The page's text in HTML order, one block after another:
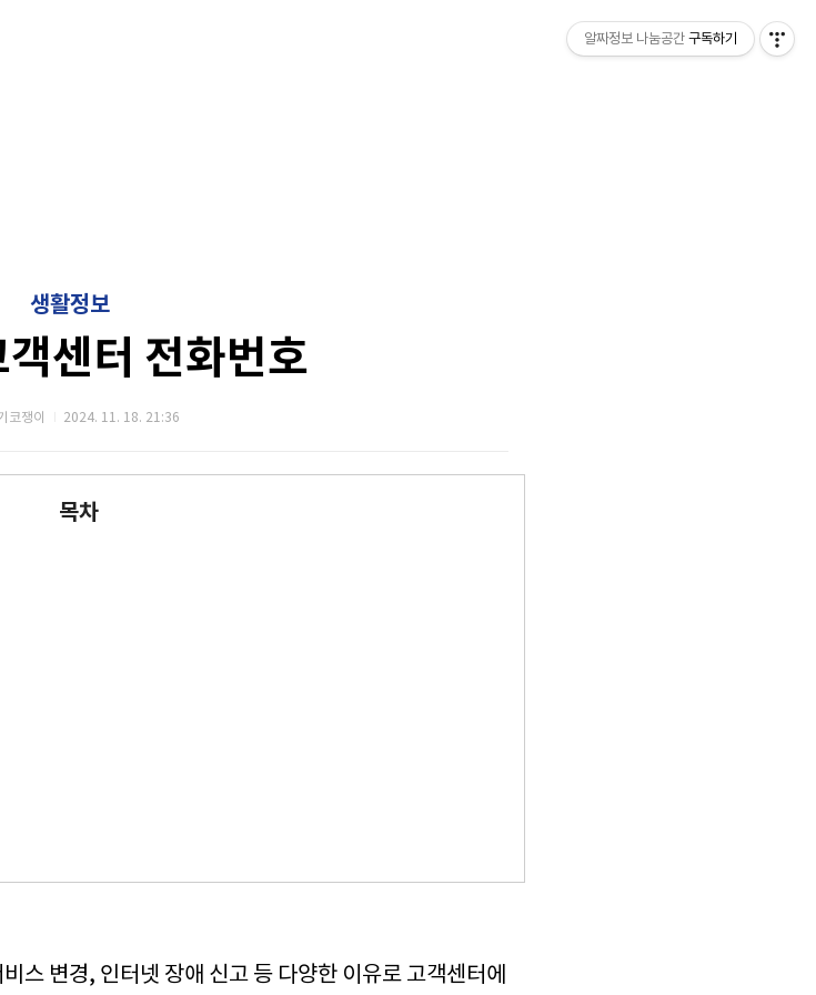
생활정보
센터 전화번호
코쟁이 2024. 11. 18. 21:36
목차
스 변경, 인터넷 장애 신고 등 다양한 이유로 고객센터에
알짜정보 나눔공간 구독하기